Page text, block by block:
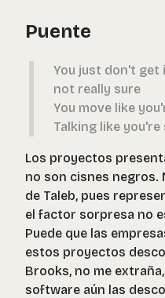
Puente
You just don't get
not really sure
You move like
Talking like
Los proyectos
no son cisnes negros.
de Taleb, pues
el factor sorpresa no
Puede que las
estos proyectos
Brooks, no me
software aún las